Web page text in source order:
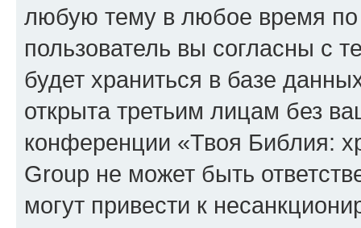
любую тему в любое время
пользователь вы согласны с
будет храниться в базе
открыта третьим лицам без
конференции «Твоя Библия:
Group не может быть
могут привести к